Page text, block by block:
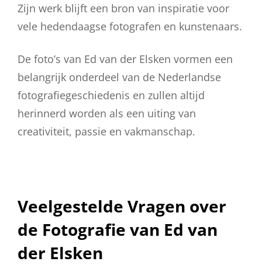
Zijn werk blijft een bron van inspiratie voor
vele hedendaagse fotografen en kunstenaars.
De foto’s van Ed van der Elsken vormen een
belangrijk onderdeel van de Nederlandse
fotografiegeschiedenis en zullen altijd
herinnerd worden als een uiting van
creativiteit, passie en vakmanschap.
Veelgestelde Vragen over
de Fotografie van Ed van
der Elsken